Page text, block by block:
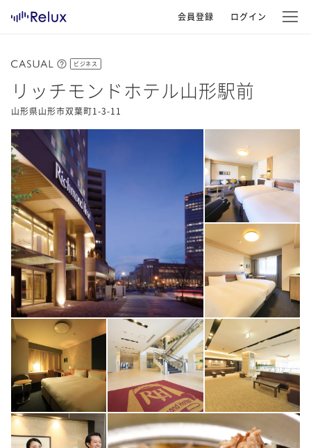
会員登録 ログイン
ビジネス
リッチモンドホテル山形駅前
山形県山形市双葉町1-3-11